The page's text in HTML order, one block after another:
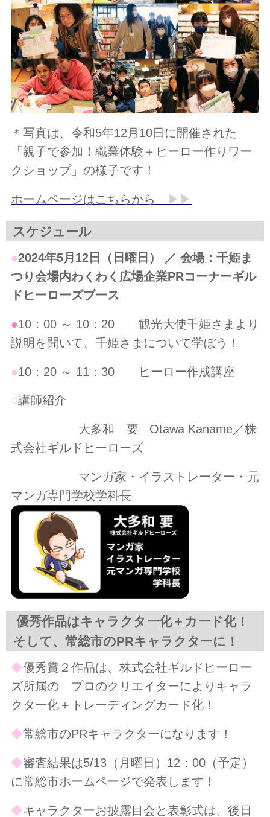
＊写真は、令和5年12月10日に開催された
「親子で参加！職業体験＋ヒーロー作りワー
クショップ」の様子です！
ホームページはこちらから ▶▶
スケジュール
●2024年5月12日（日曜日） ／ 会場：千姫ま
つり会場内わくわく広場企業PRコーナーギル
ドヒーローズブース
●10：00 ～ 10：20 観光大使千姫さまより
説明を聞いて、千姫さまについて学ぼう！
●10：20 ～ 11：30 ヒーロー作成講座
○講師紹介
大多和 要 Otawa Kaname／株
式会社ギルドヒーローズ
マンガ家・イラストレーター・元
マンガ専門学校学科長
優秀作品はキャラクター化＋カード化！
そして、常総市のPRキャラクターに！
◆優秀賞２作品は、株式会社ギルドヒーロー
ズ所属の プロのクリエイターによりキャラ
クター化＋トレーディングカード化！
◆常総市のPRキャラクターになります！
◆審査結果は5/13（月曜日）12：00（予定）
に常総市ホームページで発表します！
◆キャラクターお披露目会と表彰式は、後日